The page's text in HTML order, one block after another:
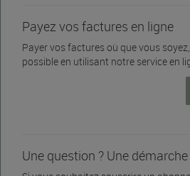
Payez vos factures en ligne
Payer vos factures où que vous
possible en utilisant notre service en
Une question ? Une démarche